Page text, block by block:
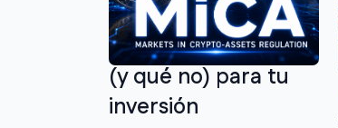
Cómo afecta MiCA a
Reental: qué cambia
(y qué no) para tu
inversión